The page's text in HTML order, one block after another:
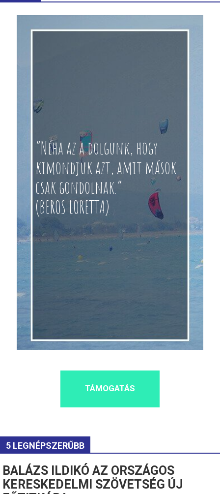
“Néha az a dolgunk, hogy
kimondjuk azt, amit mások
csak gondolnak.”
(BEROS LORETTA)
TÁMOGATÁS
5 LEGNÉPSZERŰBB
BALÁZS ILDIKÓ AZ ORSZÁGOS
KERESKEDELMI SZÖVETSÉG ÚJ